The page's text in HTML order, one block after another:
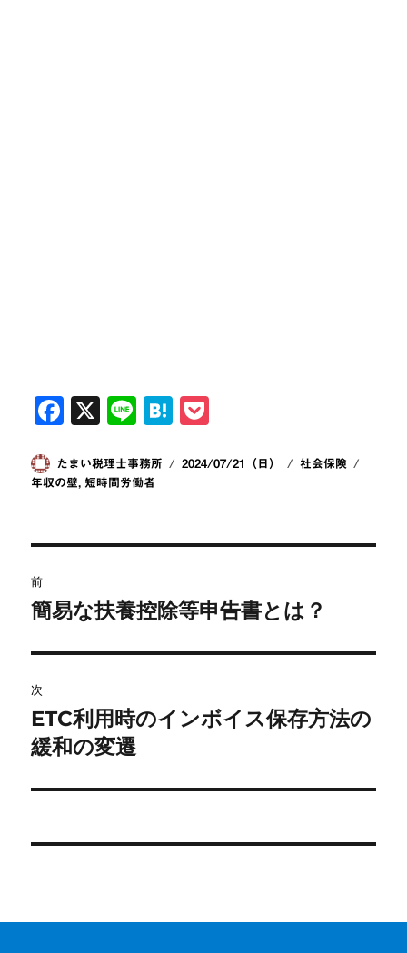
F
c
e
o
k
X
Li
e
H
e ck
投
稿
たまい税理士事務所
投
2024/07/21（日）
カ
社会保険
年収の壁 短時間労働者
稿
ビ
ゲ
ー
シ
前
前
投
稿:
簡易な扶養控除等申告書とは？
次
次
の
稿:
ETC利用時のインボイス保存方法の
緩和の変遷